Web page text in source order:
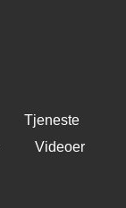
Tjeneste
Videoer